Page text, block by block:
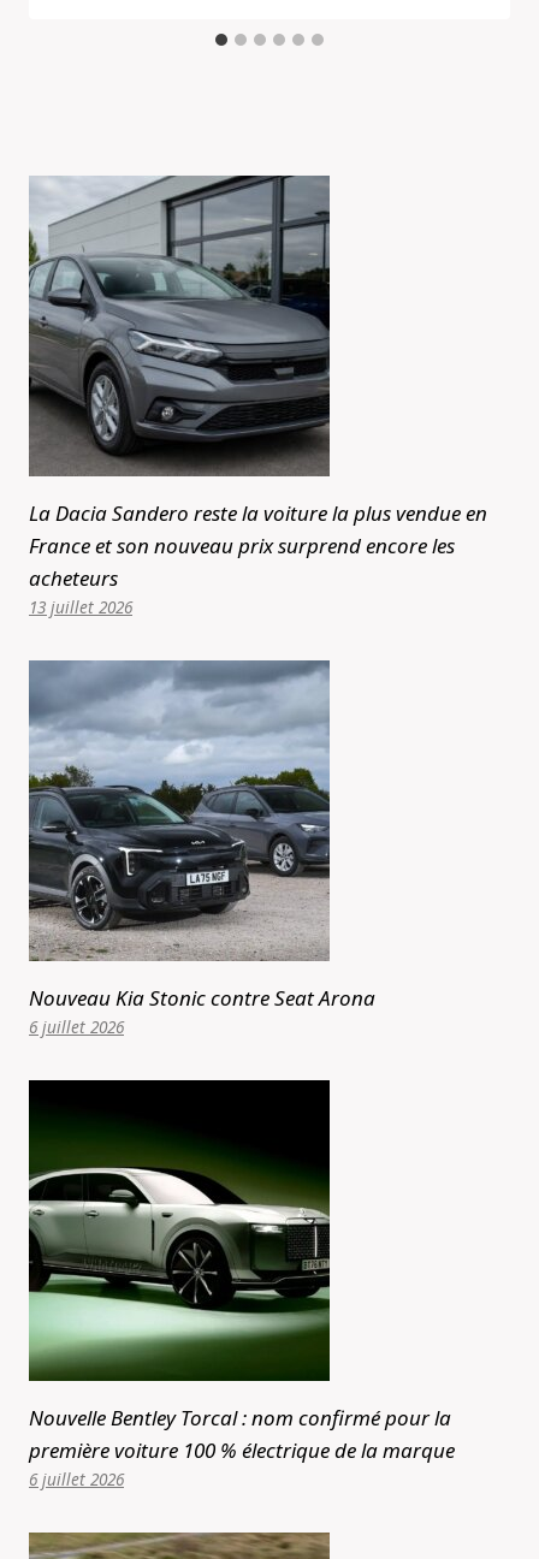
La Dacia Sandero reste la voiture la plus vendue en
France et son nouveau prix surprend encore les
acheteurs
13 juillet 2026
Nouveau Kia Stonic contre Seat Arona
6 juillet 2026
Nouvelle Bentley Torcal : nom confirmé pour la
première voiture 100 % électrique de la marque
6 juillet 2026